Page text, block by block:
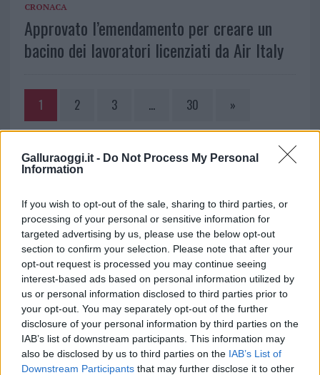
Galluraoggi.it - Do Not Process My Personal
Information
If you wish to opt-out of the sale, sharing to third parties, or
processing of your personal or sensitive information for
targeted advertising by us, please use the below opt-out
section to confirm your selection. Please note that after your
opt-out request is processed you may continue seeing
interest-based ads based on personal information utilized by
us or personal information disclosed to third parties prior to
your opt-out. You may separately opt-out of the further
disclosure of your personal information by third parties on the
IAB’s list of downstream participants. This information may
also be disclosed by us to third parties on the IAB’s List of
Downstream Participants that may further disclose it to other
CRONACA
Approvato l’emendamento per creare un
bacino dei lavoratori licenziati da Air Italy
1 2 3 … 30 »
NOTIZIE RECENTI
Sangue, musica e solidarietà con Avis Olbia al
Delta Center
Meteo Olbia 9 agosto, temperature in calo
Salmo finisce in ospedale a Catania, ma il tour
va avanti: “Sicilia, ci sono”